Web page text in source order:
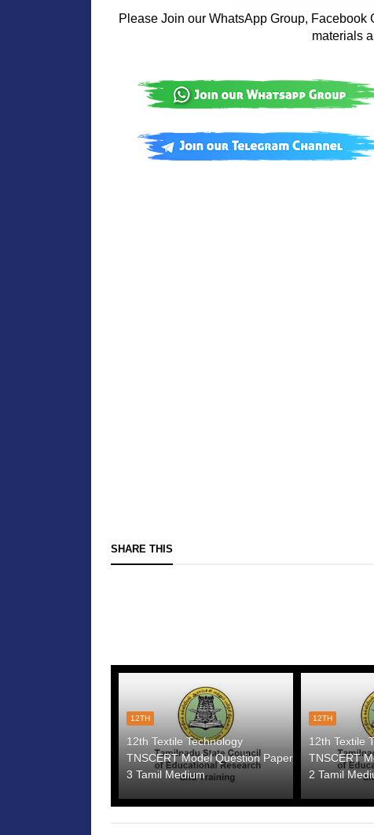
Please Join our WhatsApp Group,
materials
SHARE THIS
12TH
12th Textile Technology
TNSCERT Model Question Paper
3 Tamil Medium
12TH
12th Textile
TNSCERT
2 Tamil